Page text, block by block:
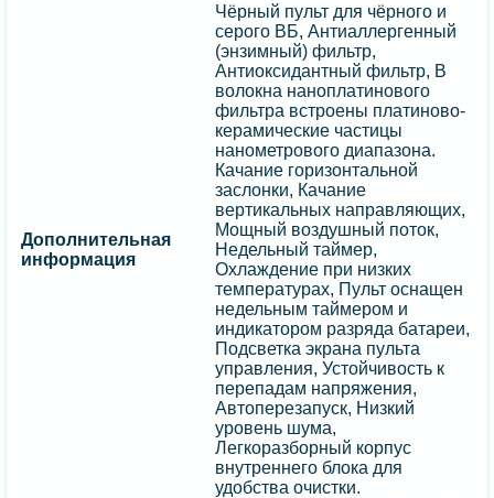
Дополнительная
информация
Чёрный пульт для чёрного и
серого ВБ, Антиаллергенный
(энзимный) фильтр,
Антиоксидантный фильтр, В
волокна наноплатинового
фильтра встроены платиново-
керамические частицы
нанометрового диапазона.
Качание горизонтальной
заслонки, Качание
вертикальных направляющих,
Мощный воздушный поток,
Недельный таймер,
Охлаждение при низких
температурах, Пульт оснащен
недельным таймером и
индикатором разряда батареи,
Подсветка экрана пульта
управления, Устойчивость к
перепадам напряжения,
Автоперезапуск, Низкий
уровень шума,
Легкоразборный корпус
внутреннего блока для
удобства очистки.